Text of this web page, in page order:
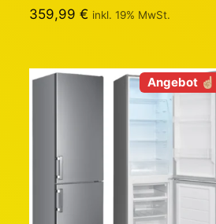
359,99 € inkl. 19% MwSt.
Angebot ☝🏼